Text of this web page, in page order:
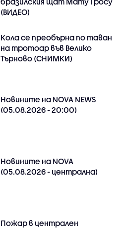
(ВИДЕО)
Кола се преобърна по таван
на тротоар във Велико
Търново (СНИМКИ)
Новините на NOVA NEWS
(05.08.2026 - 20:00)
Новините на NOVA
(05.08.2026 - централна)
Пожар в централен